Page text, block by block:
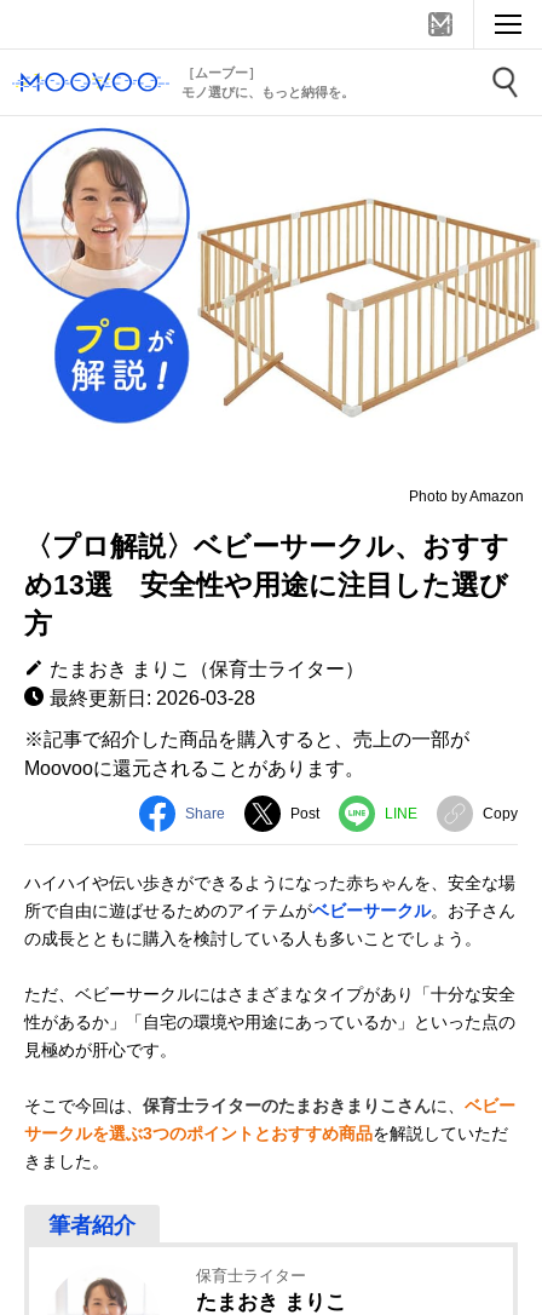
［ムーブー］
モノ選びに、もっと納得を。
Photo by Amazon
〈プロ解説〉ベビーサークル、おすす
め13選 安全性や用途に注目した選び
方
たまおき まりこ（保育士ライター）
最終更新日: 2026-03-28
※記事で紹介した商品を購入すると、売上の一部が
Moovooに還元されることがあります。
Share Post LINE Copy
ハイハイや伝い歩きができるようになった赤ちゃんを、安全な場
所で自由に遊ばせるためのアイテムがベビーサークル。お子さん
の成長とともに購入を検討している人も多いことでしょう。
ただ、ベビーサークルにはさまざまなタイプがあり「十分な安全
性があるか」「自宅の環境や用途にあっているか」といった点の
見極めが肝心です。
そこで今回は、 保育士ライターのたまおきまりこさんに、 ベビー
サークルを選ぶ3つのポイントとおすすめ商品を解説していただ
きました。
保育士ライター
たまおき まりこ